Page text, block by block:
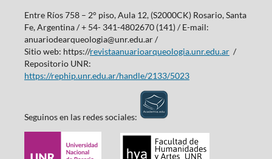
Entre Ríos 758 – 2° piso, Aula 12, (S2000CK) Rosario, Santa
Fe, Argentina / + 54- 341-4802670 (141) / E-mail:
anuariodearqueologia@unr.edu.ar /
Sitio web: https://revistaanuarioarqueologia.unr.edu.ar/
Repositorio UNR:
https://rephip.unr.edu.ar/handle/2133/5023
Seguinos en las redes sociales: